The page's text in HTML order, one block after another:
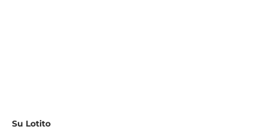
Su Lotito